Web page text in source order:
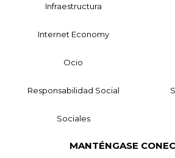
Infraestructura
Internet Economy
Ocio
Responsabilidad Social
Sociales
MANTÉNGASE